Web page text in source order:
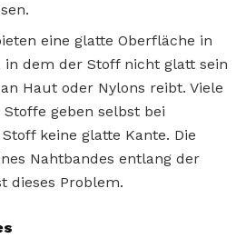
eine glatte Oberfläche in
in dem der Stoff nicht glatt sein
Haut oder Nylons reibt. Viele
Stoffe geben selbst bei
keine glatte Kante. Die
Nahtbandes entlang der
dieses Problem.